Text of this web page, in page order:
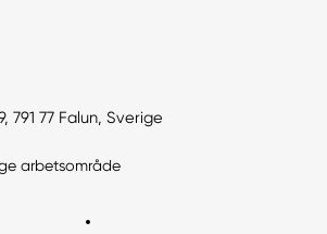
791 77 Falun, Sverige
arbetsområde